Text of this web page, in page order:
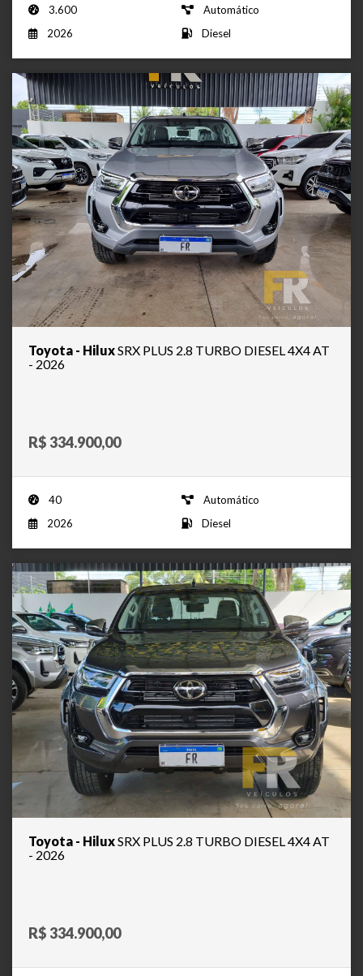
3.600
Automático
2026
Diesel
Toyota - HiluxSRX PLUS 2.8 TURBO DIESEL 4X4 AT
- 2026
R$ 334.900,00
40
Automático
2026
Diesel
Toyota - HiluxSRX PLUS 2.8 TURBO DIESEL 4X4 AT
- 2026
R$ 334.900,00